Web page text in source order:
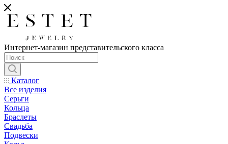
Интернет-магазин представительского класса
Каталог
Все изделия
Серьги
Кольца
Браслеты
Свадьба
Подвески